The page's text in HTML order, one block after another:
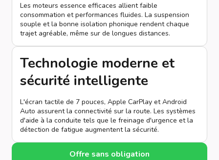
Les moteurs essence efficaces allient faible
consommation et performances fluides. La suspension
souple et la bonne isolation phonique rendent chaque
trajet agréable, même sur de longues distances.
Technologie moderne et
sécurité intelligente
L'écran tactile de 7 pouces, Apple CarPlay et Android
Auto assurent la connectivité sur la route. Les systèmes
d'aide à la conduite tels que le freinage d'urgence et la
détection de fatigue augmentent la sécurité.
Offre sans obligation